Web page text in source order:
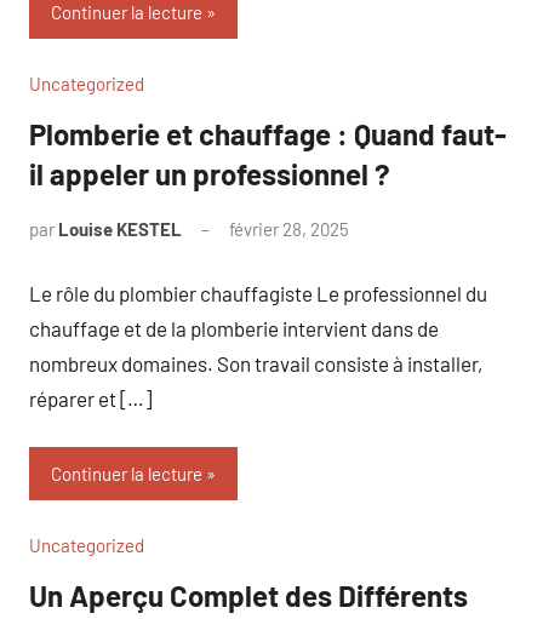
Continuer la lecture
Uncategorized
Plomberie et chauffage : Quand faut-
il appeler un professionnel ?
par Louise KESTEL février 28, 2025
Le rôle du plombier chauffagiste Le professionnel du
chauffage et de la plomberie intervient dans de
nombreux domaines. Son travail consiste à installer,
réparer et […]
Continuer la lecture
Uncategorized
Un Aperçu Complet des Différents